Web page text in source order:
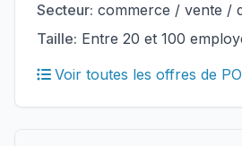
Secteur: commerce / vente /
Taille: Entre 20 et 100
Voir toutes les offres de